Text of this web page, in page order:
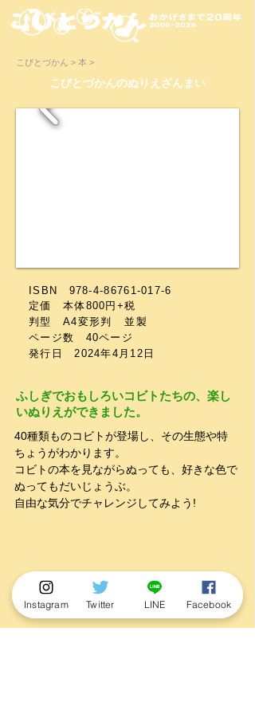
こびとづかん > 本 >
​こびとづかんのぬりえざんまい
ISBN
978-4-86761-017-6
定価 本体800円+税
判型 A4変形判
並製
ページ数 40ページ
発行日 2024年4月12日
ふしぎでおもしろいコビトたちの、楽し
いぬりえができました。
40種類ものコビトが登場し、その生態や特
ちょうがわかります。
コビトの本を見ながらぬっても、好きな色で
ぬってもだいじょうぶ。
自由な気分でチャレンジしてみよう!
Instagram Twitter LINE Facebook